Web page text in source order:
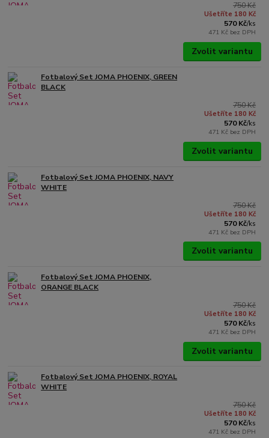
750 Kč
Ušetříte 180 Kč
570 Kč/ks
471 Kč bez DPH
Zvolit variantu
Fotbalový Set JOMA PHOENIX, GREEN
BLACK
750 Kč
Ušetříte 180 Kč
570 Kč/ks
471 Kč bez DPH
Zvolit variantu
Fotbalový Set JOMA PHOENIX, NAVY
WHITE
750 Kč
Ušetříte 180 Kč
570 Kč/ks
471 Kč bez DPH
Zvolit variantu
Fotbalový Set JOMA PHOENIX,
ORANGE BLACK
750 Kč
Ušetříte 180 Kč
570 Kč/ks
471 Kč bez DPH
Zvolit variantu
Fotbalový Set JOMA PHOENIX, ROYAL
WHITE
750 Kč
Ušetříte 180 Kč
570 Kč/ks
471 Kč bez DPH